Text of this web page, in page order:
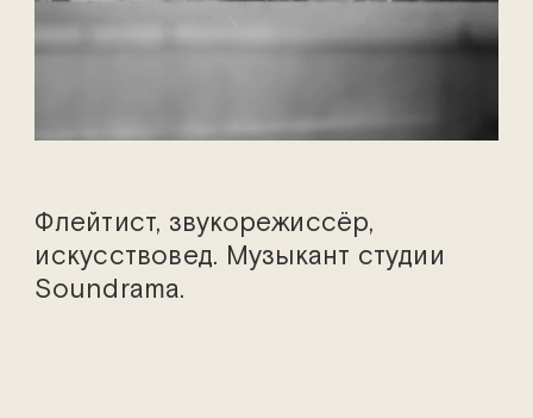
Флейтист, звукорежиссёр,
искусствовед. Музыкант студии
Soundrama.